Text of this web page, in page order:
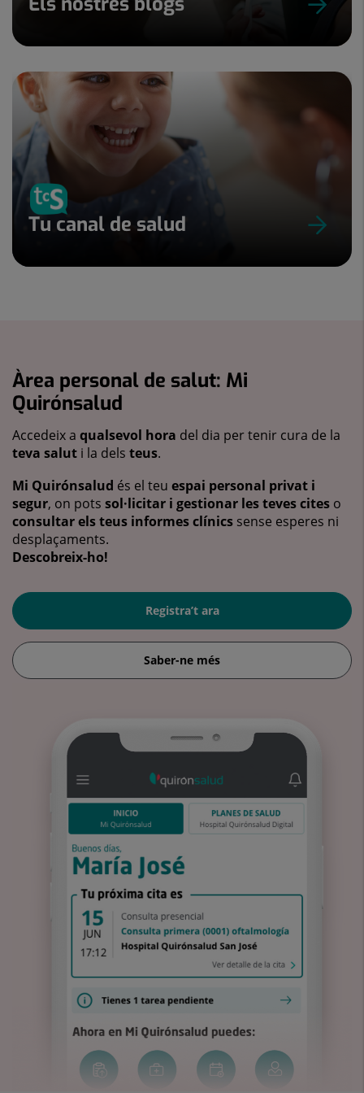
Tu canal de salud
Àrea personal de salut: Mi
Quirónsalud
Accedeix a qualsevol hora del dia per tenir cura de la
teva salut i la dels teus.
Mi Quirónsalud és el teu espai personal privat i
segur, on pots sol·licitar i gestionar les teves cites o
consultar els teus informes clínics sense esperes ni
desplaçaments.
Descobreix-ho!
Registra’t ara
Saber-ne més